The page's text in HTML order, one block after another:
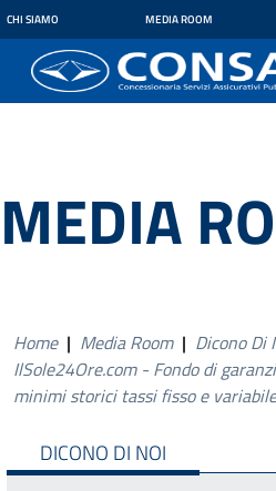
CHI SIAMO MEDIA ROOM
MEDIA
Home | Media Room | Dicono Di
IlSole24Ore.com - Fondo di
minimi storici tassi fisso e variabile
DICONO DI NOI